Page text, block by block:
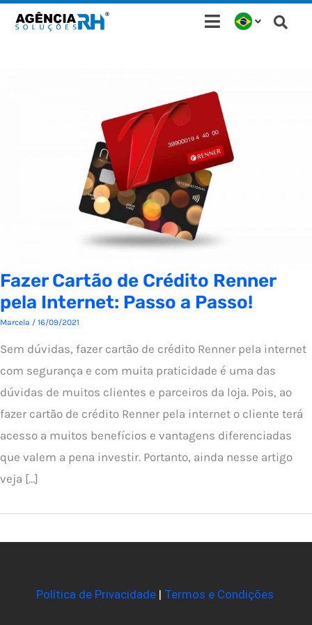
para
Fazer Cartão de Crédito Renner
pela Internet: Passo a Passo!
Marcela / 16/09/2021
Sem dúvidas, fazer cartão de crédito Renner pela internet
com segurança e com muita praticidade é uma das
dúvidas de muitos clientes e parceiros da loja. Pois, ao
fazer cartão de crédito Renner pela internet o cliente terá
acesso a muitos benefícios e vantagens diferenciadas
que valem a pena investir. Portanto, ainda nesse artigo
veja […]
Política de Privacidade| Termos e Condições